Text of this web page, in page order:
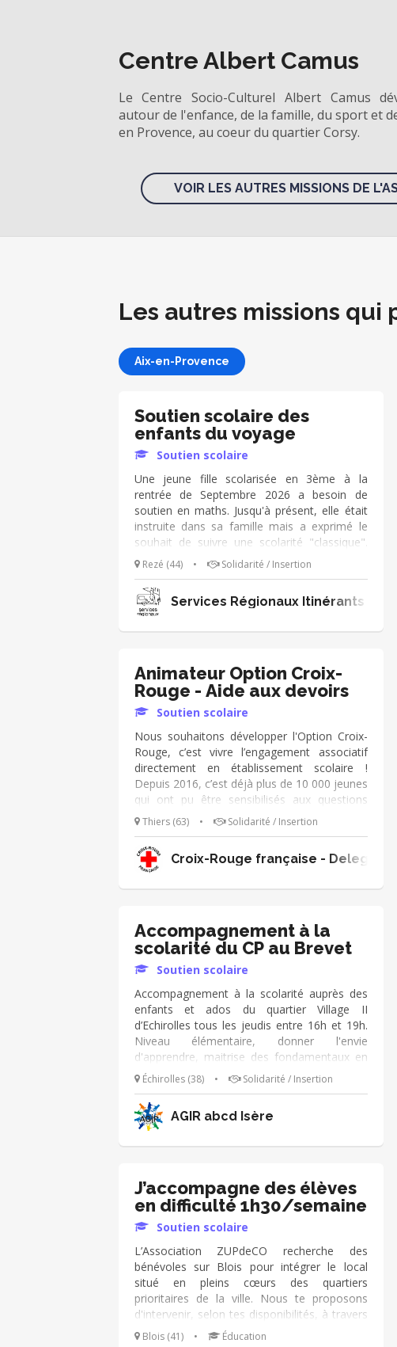
Centre Albert Camus
Le Centre Socio-Culturel Albert Camus
autour de l'enfance, de la famille, du sport et
en Provence, au coeur du quartier Corsy.
VOIR LES AUTRES MISSIONS DE
Les autres missions
Aix-en-Provence
Soutien scolaire des
enfants du voyage
Soutien scolaire
Une jeune fille scolarisée en 3ème à la
rentrée de Septembre 2026 a besoin de
soutien en maths. Jusqu'à présent, elle était
instruite dans sa famille mais a exprimé le
souhait de suivre une scolarité "classique".
Elle est très motivée. Si vous avez une heure
(ou un peu plus selon vos disponibilités) à lui
consacrer, contactez-nous afin de prévoir
des séances dès la rentrée. Elles auraient lieu
au siège de l'association à Rezé (à proximité
Rezé (44) • Solidarité / Insertion
Services Régionaux Itinérants
Animateur Option Croix-
Rouge - Aide aux devoirs
Soutien scolaire
Nous souhaitons développer l'Option Croix-
Rouge, c’est vivre l’engagement associatif
directement en établissement scolaire !
Depuis 2016, c’est déjà plus de 10 000 jeunes
qui ont pu être sensibilisés aux questions
humanitaires et dont les projets solidaires
ont eu un impact sur leur communauté. En
tant qu'animateur de l'Option Croix-Rouge,
tes missions sont : ➔ Animer les
interventions de sensibilisation et de passage
pédagogue et aime travailler au contact des
jeunes ? Rejoins-nous ! 😀
Thiers (63) • Solidarité / Insertion
Croix-Rouge française -
Accompagnement à la
scolarité du CP au Brevet
Soutien scolaire
Accompagnement à la scolarité auprès des
enfants et ados du quartier Village II
d’Echirolles tous les jeudis entre 16h et 19h.
Niveau élémentaire, donner l'envie
d'apprendre, maitrise des fondamentaux en
calcul et lecture. Niveau collège, soutien au
choix des élèves en maths-physique, SVT,
anglais, français et espagnol. Pédagogie,
envie de transmettre et d’être utile,
bienveillance, intégré à une équipe conviviale
Échirolles (38) • Solidarité / Insertion
AGIR abcd Isère
J’accompagne des élèves
en difficulté 1h30/semaine
Soutien scolaire
L’Association ZUPdeCO recherche des
bénévoles sur Blois pour intégrer le local
situé en pleins cœurs des quartiers
prioritaires de la ville. Nous te proposons
d'intervenir, selon tes disponibilités, à travers
un RDV de 1h30 par semaine pour
Blois (41) • Éducation